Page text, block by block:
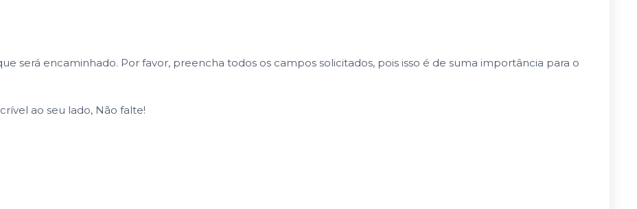
será encaminhado. Por favor, preencha todos os campos solicitados, pois isso é de suma importância para o
ao seu lado, Não falte!